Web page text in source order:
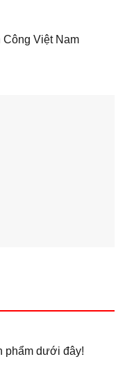
Việt Nam
phẩm dưới đây!